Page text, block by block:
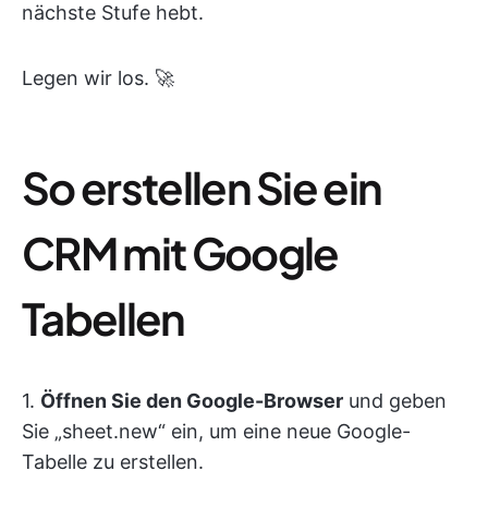
nächste Stufe hebt.
Legen wir los. 🚀
So erstellen Sie ein
CRM mit Google
Tabellen
1. Öffnen Sie den Google-Browser und geben
Sie „sheet.new“ ein, um eine neue Google-
Tabelle zu erstellen.